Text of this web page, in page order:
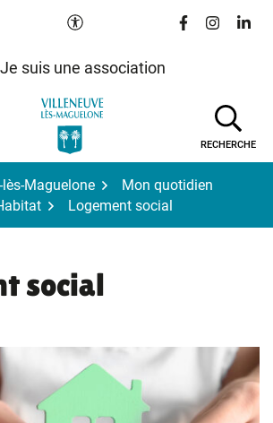
Paramètres d'accessibilité
Lien vers le
Lien vers
Lien
Je suis une association
RECHERCHE
Maguelone
Mon quotidien
Logement social
social